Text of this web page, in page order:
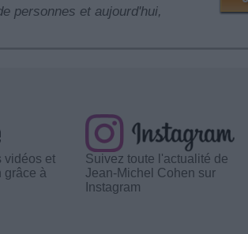
personnes et aujourd'hui,
vidéos et
grâce à
Suivez toute l'actualité de
Jean-Michel Cohen sur
Instagram